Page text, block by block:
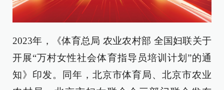
2023年，
《体育总局 农业农村部 全国妇联关于
开展“万村女性社会体育指导员培训计划”的通
知》印发。
同年 ， 北京市体育局、北京市农业